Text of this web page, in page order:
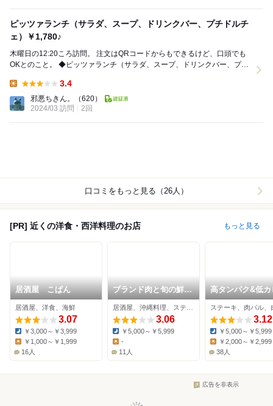
ピッツァランチ（サラダ、スープ、ドリンクバー、プチドルチ
ェ）￥1,780♪
木曜日の12:20ころ訪問。 注文はQRコードからもできるけど、口頭でも
OKとのこと。 ◆ピッツァランチ（サラダ、スープ、ドリンクバー、プチ
3.4
邪悪ちきん。
（620）
2024/03 訪問
2回
口コミをもっと見る（26人）
[PR] 近くの洋食・西洋料理のお店 もっと見る
居酒屋 こぱん
居酒屋、洋食、海鮮
3.07
Dinner:
￥3,000～￥3,999
Lunch:
￥1,000～￥1,999
16人
ブランド肉と旬の鮮魚
と古酒の店 秀
3.06
Dinner:
￥5,000～￥5,999
Lunch:
-
11人
高タンパク&低カ
ーの肉料理専門店
KikuNiku
ステーキ、肉バル、
3.12
Dinner:
￥5,000～￥5,999
Lunch:
￥2,000～￥2,999
38人
広告を非表示